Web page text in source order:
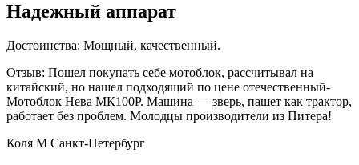
Надежный аппарат
Достоинства: Мощный, качественный.
Отзыв: Пошел покупать себе мотоблок, рассчитывал на
китайский, но нашел подходящий по цене отечественный-
Мотоблок Нева МК100Р. Машина — зверь, пашет как трактор,
работает без проблем. Молодцы производители из Питера!
Коля М Санкт-Петербург